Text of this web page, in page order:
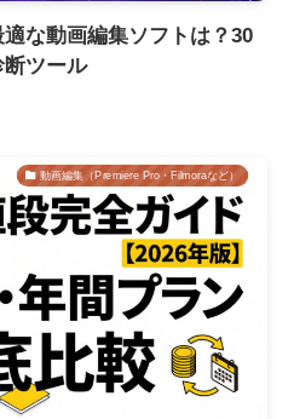
適な動画編集ソフトは？30
ツール
動画編集（Premiere Pro・Filmoraなど）